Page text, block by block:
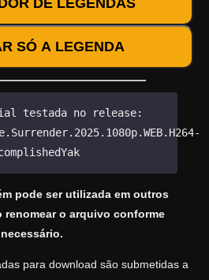
DE LEGENDAS
SÓ A LEGENDA
testada no release:
pode ser utilizada em outros
renomear o arquivo conforme
necessário.
para download são submetidas a